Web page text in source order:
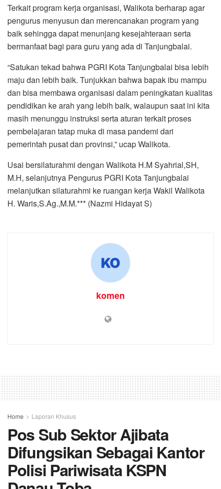
Terkait program kerja organisasi, Walikota berharap agar
pengurus menyusun dan merencanakan program yang
baik sehingga dapat menunjang kesejahteraan serta
bermanfaat bagi para guru yang ada di Tanjungbalai.
“Satukan tekad bahwa PGRI Kota Tanjungbalai bisa lebih
maju dan lebih baik. Tunjukkan bahwa bapak ibu mampu
dan bisa membawa organisasi dalam peningkatan kualitas
pendidikan ke arah yang lebih baik, walaupun saat ini kita
masih menunggu instruksi serta aturan terkait proses
pembelajaran tatap muka di masa pandemi dari
pemerintah pusat dan provinsi,” ucap Walikota.
Usai bersilaturahmi dengan Walikota H.M Syahrial,SH,
M.H, selanjutnya Pengurus PGRI Kota Tanjungbalai
melanjutkan silaturahmi ke ruangan kerja Wakil Walikota
H. Waris,S.Ag.,M.M.*** (Nazmi Hidayat S)
komen
Home Laporan Khusus
Pos Sub Sektor Ajibata
Difungsikan Sebagai Kantor
Polisi Pariwisata KSPN